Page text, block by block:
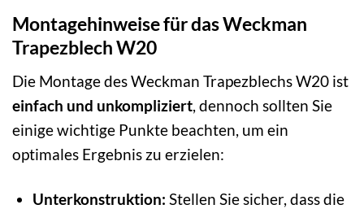
Montagehinweise für das Weckman
Trapezblech W20
Die Montage des Weckman Trapezblechs W20 ist
einfach und unkompliziert, dennoch sollten Sie
einige wichtige Punkte beachten, um ein
optimales Ergebnis zu erzielen:
Unterkonstruktion: Stellen Sie sicher, dass die